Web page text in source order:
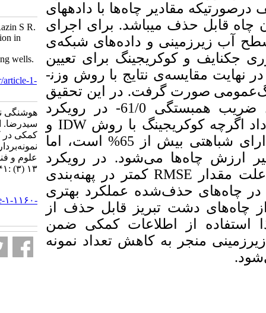
چاه‌ها با داده­های
برای اجرای
و داده‌­های شبکه‌­ی
برای تعیین
با روش وزن­
در این تحقیق
از مقادیر کلر آب­زیرزمینی به دلیل ضریب همبستگی 61/0- در رویکرد
با روشIDWو
کریجینگ­عمومی در تئوری جک­نایف دارای شباهتی بیش از 65% است، اما
می‌شود. در رویکرد
کمتر در پهنه‌­بندی
عملکرد بهتری
چاه‌های دشت تبریز قابل حذف از
کمکی ضمن
تعداد نمونه­‌
Hooshangi N, Ghaffari Razin S R.
Use of auxiliary information in
reducing the number of
groundwater level sampling wells.
JGST 2024; 13 (3) : 4
URL:http://jgst.issgeac.ir/article-1-
هوشنگی نوید، غفاری رزین
سیدرضا. استفاده از اطلاعات
کمکی در کاهش تعداد چاه‌های
نمونه‌برداری سطح آب زیرزمینی.
علوم و فنون نقشه برداری. ۱۴۰۲;
۱۳ (۳) :۴۱-۵۷
http://jgst.issgeac.ir/article-۱-۱۱۶۰-